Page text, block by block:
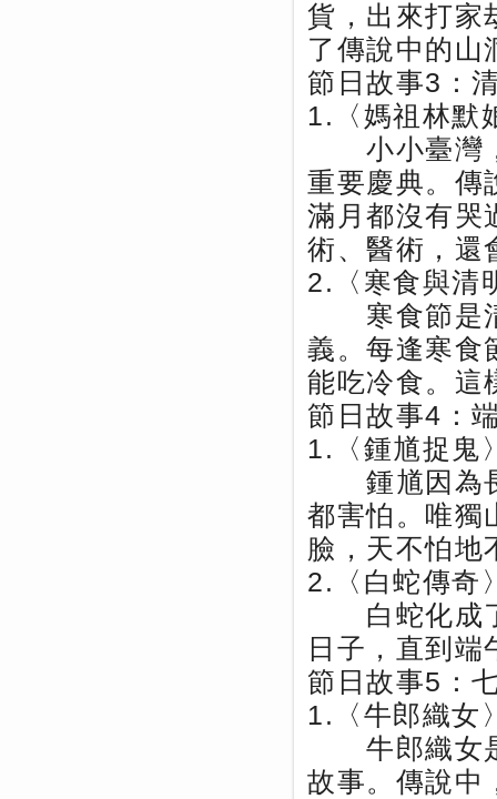
貨，出來打家
了傳說中的
節日故事3：
1.〈媽祖林默
小小臺灣，
重要慶典。傳
滿月都沒有哭
術、醫術，
2.〈寒食與清
寒食節是清
義。每逢寒食
能吃冷食。這
節日故事4：
1.〈鍾馗捉鬼
鍾馗因為長
都害怕。唯獨
臉，天不怕
2.〈白蛇傳奇
白蛇化成了
日子，直到
節日故事5：
1.〈牛郎織女
牛郎織女是
故事。傳說中